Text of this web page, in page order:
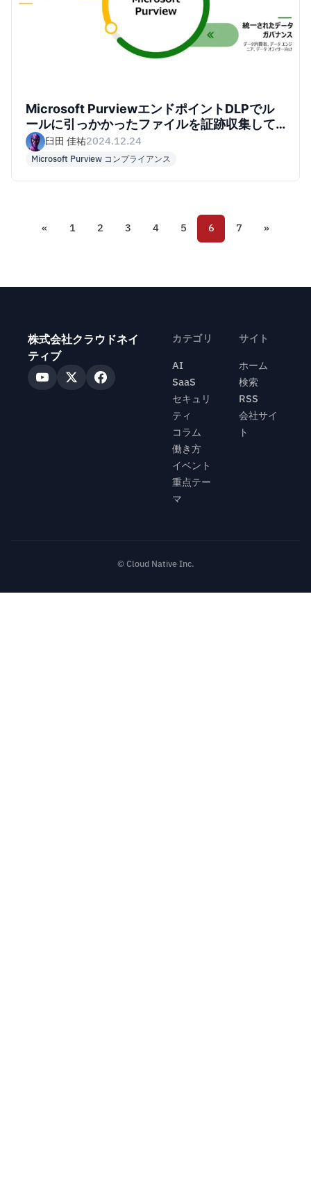
Microsoft PurviewエンドポイントDLPでル
ールに引っかかったファイルを証跡収集して
みた臼田 佳祐2024.12.24
Microsoft Purview コンプライアンス
« 1 2 3 4 5 6 7 »
株式会社クラウドネイ
ティブ
カテゴリ
AI
SaaS
セキュリ
ティ
コラム
働き方
イベント
重点テー
マ
サイト
ホーム
検索
RSS
会社サイ
ト
© Cloud Native Inc.